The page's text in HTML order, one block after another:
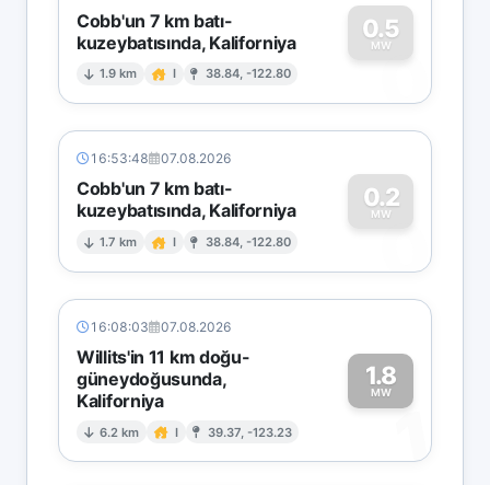
Cobb'un 7 km batı-
kuzeybatısında, Kaliforniya
1.9 km I 38.84, -122.80
0.5
MW
0
16:53:48 07.08.2026
Cobb'un 7 km batı-
kuzeybatısında, Kaliforniya
1.7 km I 38.84, -122.80
0.2
MW
0
16:08:03 07.08.2026
Willits'in 11 km doğu-
güneydoğusunda,
Kaliforniya
6.2 km I 39.37, -123.23
1.8
MW
1